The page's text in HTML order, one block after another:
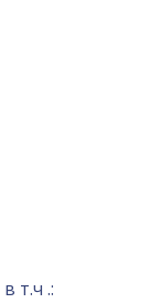
в т.ч .: